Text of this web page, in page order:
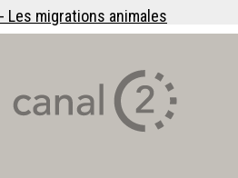
Les migrations animales